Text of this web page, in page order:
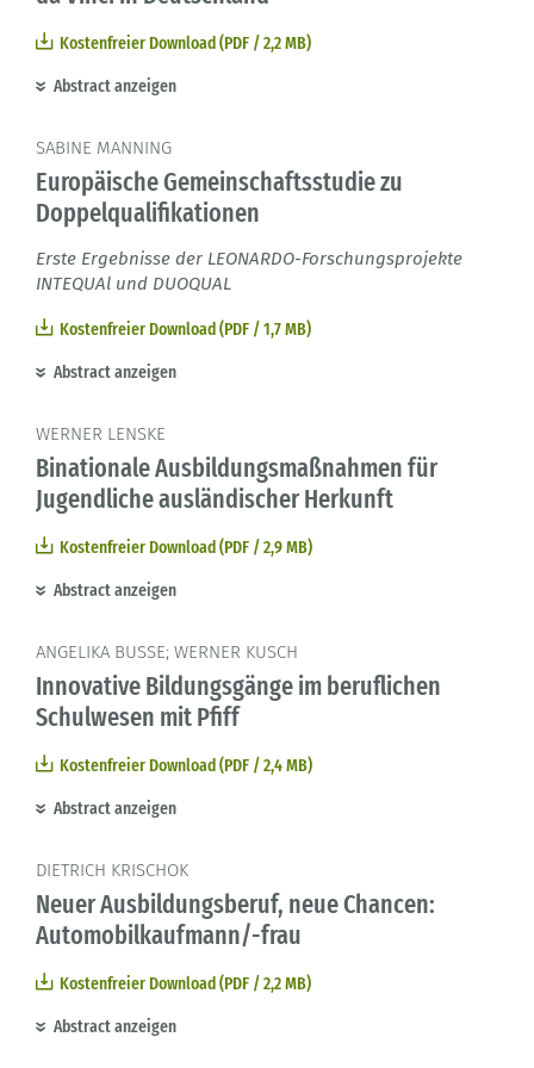
Kostenfreier Download (PDF / 2,2 MB)
Abstract anzeigen
SABINE MANNING
Europäische Gemeinschaftsstudie zu
Doppelqualifikationen
Erste Ergebnisse der LEONARDO-Forschungsprojekte
INTEQUAl und DUOQUAL
Kostenfreier Download (PDF / 1,7 MB)
Abstract anzeigen
WERNER LENSKE
Binationale Ausbildungsmaßnahmen für
Jugendliche ausländischer Herkunft
Kostenfreier Download (PDF / 2,9 MB)
Abstract anzeigen
ANGELIKA BUSSE; WERNER KUSCH
Innovative Bildungsgänge im beruflichen
Schulwesen mit Pfiff
Kostenfreier Download (PDF / 2,4 MB)
Abstract anzeigen
DIETRICH KRISCHOK
Neuer Ausbildungsberuf, neue Chancen:
Automobilkaufmann/-frau
Kostenfreier Download (PDF / 2,2 MB)
Abstract anzeigen